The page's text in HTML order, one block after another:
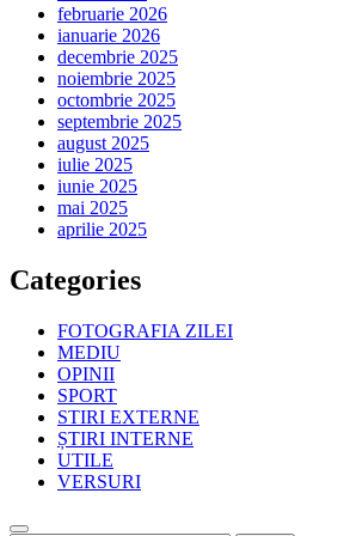
februarie 2026
ianuarie 2026
decembrie 2025
noiembrie 2025
octombrie 2025
septembrie 2025
august 2025
iulie 2025
iunie 2025
mai 2025
aprilie 2025
Categories
FOTOGRAFIA ZILEI
MEDIU
OPINII
SPORT
STIRI EXTERNE
ȘTIRI INTERNE
UTILE
VERSURI